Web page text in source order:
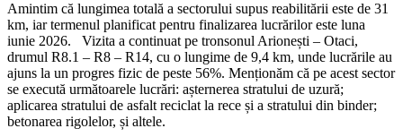
Amintim că lungimea totală a sectorului supus reabilitării este de 31
km, iar termenul planificat pentru finalizarea lucrărilor este luna
iunie 2026. Vizita a continuat pe tronsonul Arionești – Otaci,
drumul R8.1 – R8 – R14, cu o lungime de 9,4 km, unde lucrările au
ajuns la un progres fizic de peste 56%. Menționăm că pe acest sector
se execută următoarele lucrări: așternerea stratului de uzură;
aplicarea stratului de asfalt reciclat la rece și a stratului din binder;
betonarea rigolelor, și altele.